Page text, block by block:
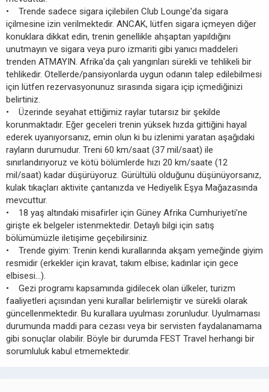
• Trende sadece sigara içilebilen Club Lounge'da sigara
içilmesine izin verilmektedir. ANCAK, lütfen sigara içmeyen diğer
konuklara dikkat edin, trenin genellikle ahşaptan yapıldığını
unutmayın ve sigara veya puro izmariti gibi yanıcı maddeleri
trenden ATMAYIN. Afrika'da çalı yangınları sürekli ve tehlikeli bir
tehlikedir. Otellerde/pansiyonlarda uygun odanın talep edilebilmesi
için lütfen rezervasyonunuz sırasında sigara içip içmediğinizi
belirtiniz.
• Üzerinde seyahat ettiğimiz raylar tutarsız bir şekilde
korunmaktadır. Eğer geceleri trenin yüksek hızda gittiğini hayal
ederek uyanıyorsanız, emin olun ki bu izlenimi yaratan aşağıdaki
rayların durumudur. Treni 60 km/saat (37 mil/saat) ile
sınırlandırıyoruz ve kötü bölümlerde hızı 20 km/saate (12
mil/saat) kadar düşürüyoruz. Gürültülü olduğunu düşünüyorsanız,
kulak tıkaçları aktivite çantanızda ve Hediyelik Eşya Mağazasında
mevcuttur.
• 18 yaş altındaki misafirler için Güney Afrika Cumhuriyeti’ne
girişte ek belgeler istenmektedir. Detaylı bilgi için satış
bölümümüzle iletişime geçebilirsiniz.
• Trende giyim: Trenin kendi kurallarında akşam yemeğinde giyim
resmidir (erkekler için kravat, takım elbise; kadınlar için gece
elbisesi…).
• Gezi programı kapsamında gidilecek olan ülkeler, turizm
faaliyetleri açısından yeni kurallar belirlemiştir ve sürekli olarak
güncellenmektedir. Bu kurallara uyulması zorunludur. Uyulmaması
durumunda maddi para cezası veya bir servisten faydalanamama
gibi sonuçlar olabilir. Böyle bir durumda FEST Travel herhangi bir
sorumluluk kabul etmemektedir.